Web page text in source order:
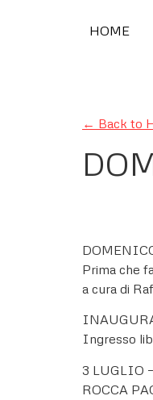
HOME
← Back to
Prima che
a cura di
Ingresso
3 LUGLIO
ROCCA